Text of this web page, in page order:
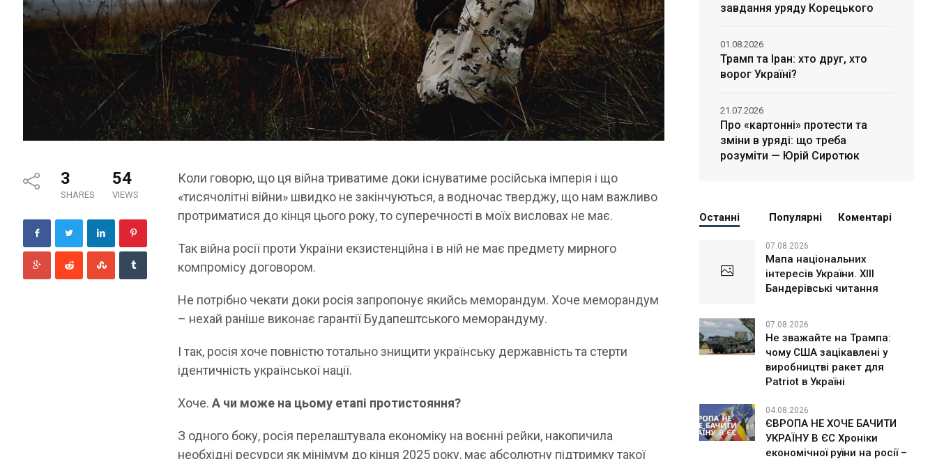
3
SHARES
54
VIEWS
Коли говорю, що ця війна триватиме доки існуватиме російська імперія і що
«тисячолітні війни» швидко не закінчуються, а водночас тверджу, що нам важливо
протриматися до кінця цього року, то суперечності в моїх висловах не має.
Так війна росії проти України екзистенційна і в ній не має предмету мирного
компромісу договором.
Не потрібно чекати доки росія запропонує якийсь меморандум. Хоче меморандум
– нехай раніше виконає гарантії Будапештського меморандуму.
І так, росія хоче повністю тотально знищити українську державність та стерти
ідентичність української нації.
Хоче. А чи може на цьому етапі протистояння?
З одного боку, росія перелаштувала економіку на воєнні рейки, накопичила
необхідні ресурси як мінімум до кінця 2025 року, має абсолютну підтримку такої
завдання уряду Корецького
Трамп та Іран: хто друг, хто
ворог Україні?
01.08.2026
Про «картонні» протести та
зміни в уряді: що треба
розуміти — Юрій Сиротюк
21.07.2026
Останні Популярні Коментарі
07.08.2026
Мапа національних
інтересів України. ХІІІ
Бандерівські читання
07.08.2026
Не зважайте на Трампа:
чому США зацікавлені у
виробництві ракет для
Patriot в Україні
04.08.2026
ЄВРОПА НЕ ХОЧЕ БАЧИТИ
УКРАЇНУ В ЄС Хроніки
економічної руїни на росії –